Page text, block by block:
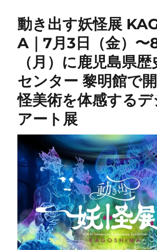
動き出す妖怪展
A｜7月3日（金）〜
（月）に鹿児島県
センター 黎明館で
怪美術を体感する
アート展